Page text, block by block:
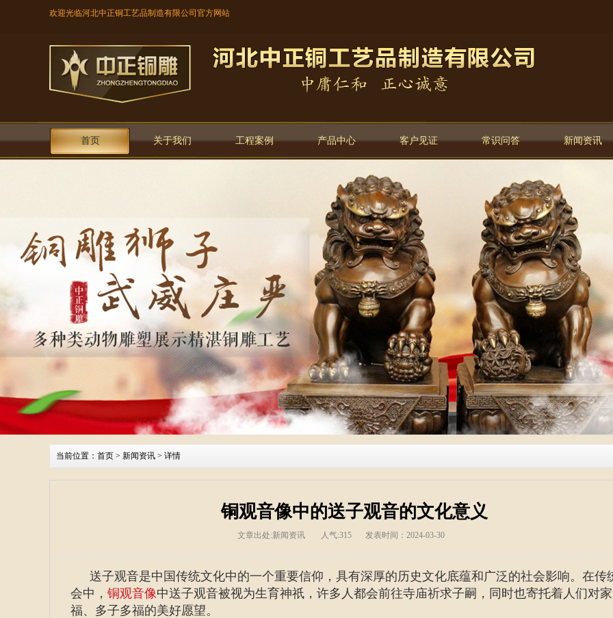
欢迎光临河北中正铜工艺品制造有限公司官方网站
首页 关于我们 工程案例 产品中心 客户见证 常识问答 新闻资讯
当前位置： 首页 > 新闻资讯 > 详情
铜观音像中的送子观音的文化意义
文章出处:新闻资讯 人气:315 发表时间：2024-03-30
送子观音是中国传统文化中的一个重要信仰，具有深厚的历史文化底蕴和广泛的社会影响。在传
会中， 铜观音像中送子观音被视为生育神祇，许多人都会前往寺庙祈求子嗣，同时也寄托着人们对
福、多子多福的美好愿望。